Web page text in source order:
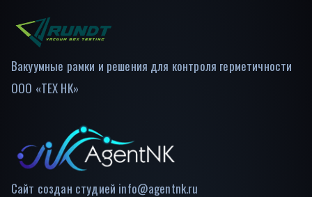
Вакуумные рамки и решения для контроля герметичности
ООО «ТЕХ НК»
Сайт создан студией info@agentnk.ru